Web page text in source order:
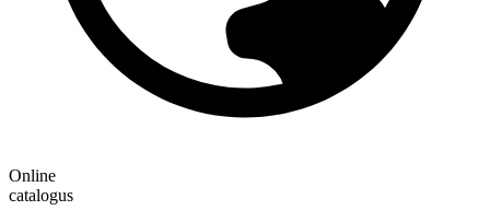
Online
catalogus